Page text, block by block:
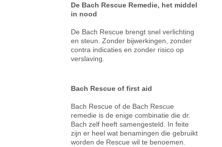
De Bach Rescue Remedie, het middel
in nood
De Bach Rescue brengt snel verlichting
en steun. Zonder bijwerkingen, zonder
contra indicaties en zonder risico op
verslaving.
Bach Rescue of first aid
Bach Rescue of de Bach Rescue
remedie is de enige combinatie die dr.
Bach zelf heeft samengesteld. In feite
zijn er heel wat benamingen die gebruikt
worden de Rescue wil te benoemen.